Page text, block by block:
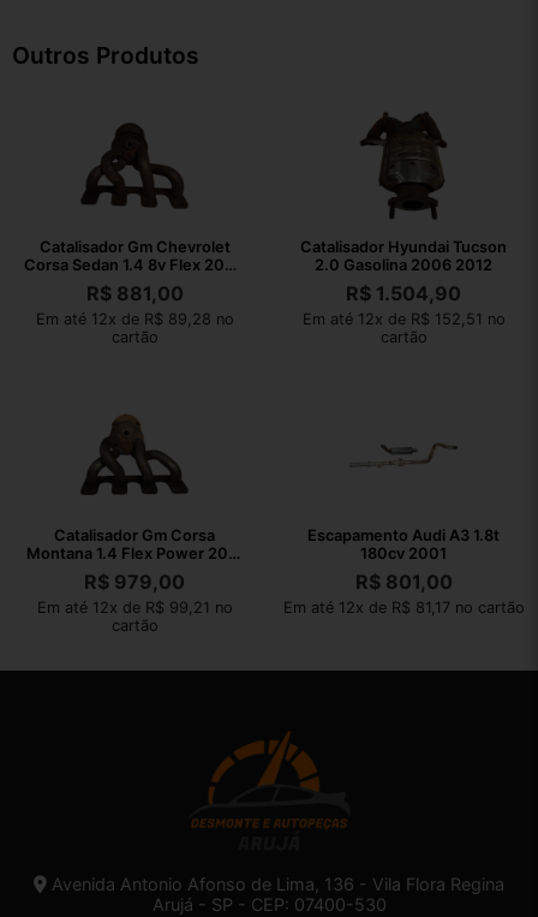
Outros Produtos
Catalisador Gm Chevrolet
Corsa Sedan 1.4 8v Flex 2007
2008
R$881,00
Em até 12x de R$ 89,28 no
cartão
Catalisador Hyundai Tucson
2.0 Gasolina 2006 2012
R$ 1.504,90
Em até 12x de R$ 152,51 no
cartão
Catalisador Gm Corsa
Montana 1.4 Flex Power 2011
2012
R$ 979,00
Em até 12x de R$ 99,21 no
cartão
Escapamento Audi A3 1.8t
180cv 2001
R$801,00
Em até 12x de R$ 81,17 no cartão
Avenida Antonio Afonso de Lima, 136 - Vila Flora Regina
Arujá - SP - CEP: 07400-530